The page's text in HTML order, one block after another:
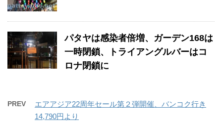
パタヤは感染者倍増、ガーデン168は
一時閉鎖、トライアングルバーはコ
ロナ閉鎖に
PREV
エアアジア22周年セール第２弾開催、バンコク行き
14,790円より